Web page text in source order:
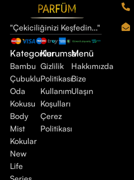
"Çekiciliğinizi Keşfedin..."
Kategoriler
Bambu
Çubuklu
Oda
Kokusu
Body
Mist
Kokular
New
Life
Kurumsal
Gizlilik
Politikası
Kullanım
Koşulları
Çerez
Politikası
Menü
Hakkımızda
Bize
Ulaşın